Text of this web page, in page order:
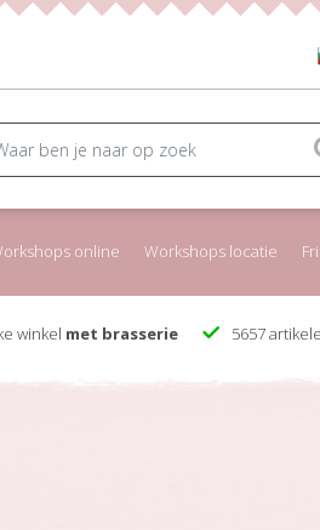
online Workshops locatie
winkel met brasserie 5657